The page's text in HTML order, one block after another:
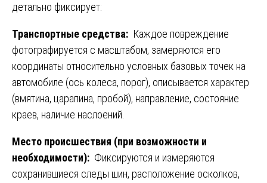
детально фиксирует:
Транспортные средства: Каждое повреждение
фотографируется с масштабом, замеряются его
координаты относительно условных базовых точек на
автомобиле (ось колеса, порог), описывается характер
(вмятина, царапина, пробой), направление, состояние
краев, наличие наслоений.
Место происшествия (при возможности и
необходимости): Фиксируются и измеряются
сохранившиеся следы шин, расположение осколков,